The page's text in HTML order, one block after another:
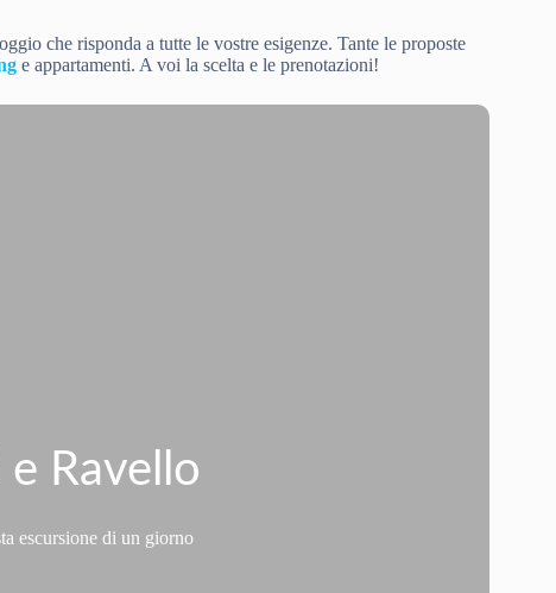
che risponda a tutte le vostre esigenze. Tante le proposte
e appartamenti. A voi la scelta e le prenotazioni!
e Ravello
escursione di un giorno